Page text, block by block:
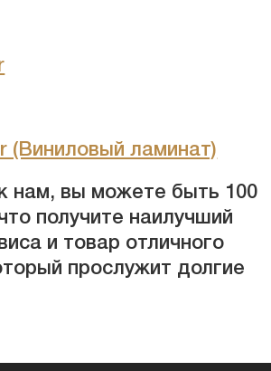
(Виниловый ламинат)
нам, вы можете быть 100
получите наилучший
и товар отличного
прослужит долгие